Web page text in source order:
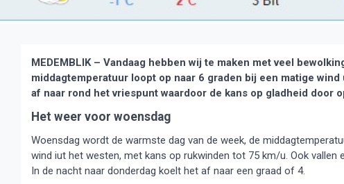
MEDEMBLIK – Vandaag hebben wij te maken met veel
middagtemperatuur loopt op naar 6 graden bij een matige
af naar rond het vriespunt waardoor de kans op gladheid door
Het weer voor woensdag
Woensdag wordt de warmste dag van de week, de
wind iut het westen, met kans op rukwinden tot 75 km/u. Ook vallen
In de nacht naar donderdag koelt het af naar een graad of 4.